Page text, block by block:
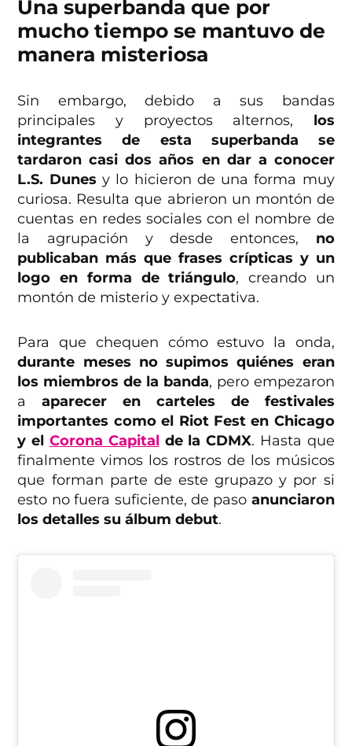
Una superbanda que por
mucho tiempo se mantuvo de
manera misteriosa
Sin embargo, debido a sus bandas
principales y proyectos alternos, los
integrantes de esta superbanda se
tardaron casi dos años en dar a conocer
L.S. Dunes y lo hicieron de una forma muy
curiosa. Resulta que abrieron un montón de
cuentas en redes sociales con el nombre de
la agrupación y desde entonces, no
publicaban más que frases crípticas y un
logo en forma de triángulo, creando un
montón de misterio y expectativa.
Para que chequen cómo estuvo la onda,
durante meses no supimos quiénes eran
los miembros de la banda, pero empezaron
aaparecer en carteles de festivales
importantes como el Riot Fest en Chicago
y el Corona Capital de la CDMX. Hasta que
finalmente vimos los rostros de los músicos
que forman parte de este grupazo y por si
esto no fuera suficiente, de paso anunciaron
los detalles su álbum debut.